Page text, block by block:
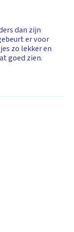
dan zijn
er voor
zo lekker en
goed zien.